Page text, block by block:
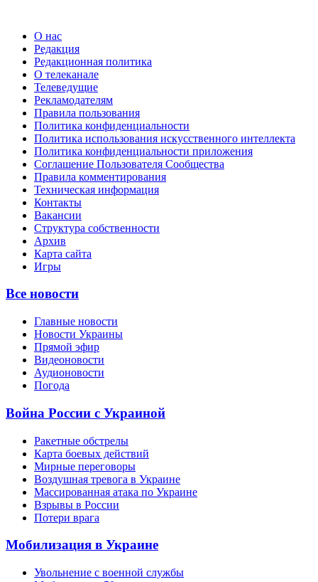
О нас
Редакция
Редакционная политика
О телеканале
Телеведущие
Рекламодателям
Правила пользования
Политика конфиденциальности
Политика использования искусственного интеллекта
Политика конфиденциальности приложения
Соглашение Пользователя Сообщества
Правила комментирования
Техническая информация
Контакты
Вакансии
Структура собственности
Архив
Карта сайта
Игры
Все новости
Главные новости
Новости Украины
Прямой эфир
Видеоновости
Аудионовости
Погода
Война России с Украиной
Ракетные обстрелы
Карта боевых действий
Мирные переговоры
Воздушная тревога в Украине
Массированная атака по Украине
Взрывы в России
Потери врага
Мобилизация в Украине
Увольнение с военной службы